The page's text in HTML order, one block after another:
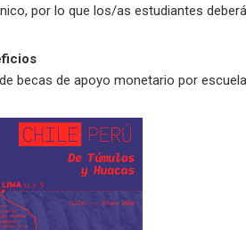
por lo que los/as estudiantes
becas de apoyo monetario por